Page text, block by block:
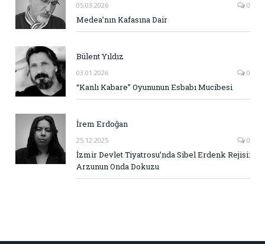
05.03.2026 0
Medea’nın Kafasına Dair
Bülent Yıldız
03.01.2026 0
“Kanlı Kabare” Oyununun Esbabı Mucibesi
İrem Erdoğan
25.12.2025 0
İzmir Devlet Tiyatrosu’nda Sibel Erdenk Rejisi:
Arzunun Onda Dokuzu